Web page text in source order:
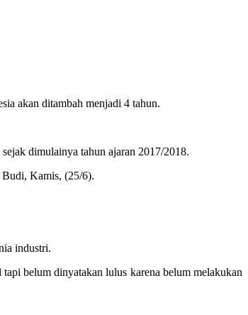
akan ditambah menjadi 4 tahun.
dimulainya tahun ajaran 2017/2018.
Budi, Kamis, (25/6).
industri.
belum dinyatakan lulus karena belum melakukan